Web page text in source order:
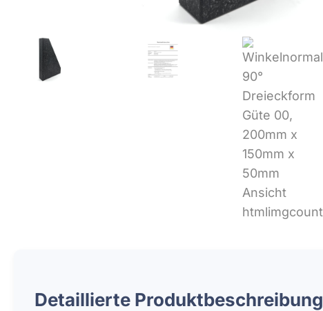
Detaillierte Produktbeschreibung